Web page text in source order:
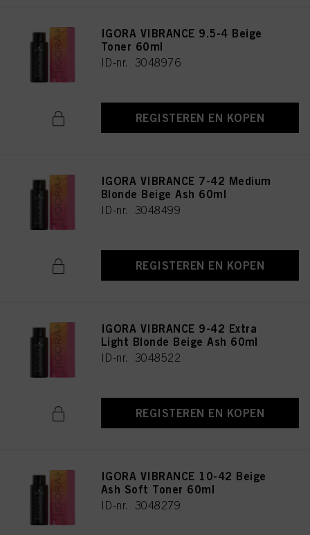
IGORA VIBRANCE 9.5-4 Beige
Toner 60ml
ID-nr. 3048976
REGISTEREN EN KOPEN
IGORA VIBRANCE 7-42 Medium
Blonde Beige Ash 60ml
ID-nr. 3048499
REGISTEREN EN KOPEN
IGORA VIBRANCE 9-42 Extra
Light Blonde Beige Ash 60ml
ID-nr. 3048522
REGISTEREN EN KOPEN
IGORA VIBRANCE 10-42 Beige
Ash Soft Toner 60ml
ID-nr. 3048279